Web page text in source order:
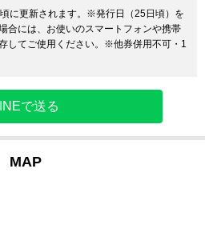
に更新されます。※発行日（25日頃）を
合には、お使いのスマートフォンや携帯
してご使用ください。※他券併用不可・1
で送る
MAP